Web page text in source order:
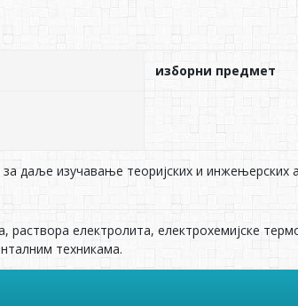
изборни предмет
даље изучавање теориjских и инжењерских
раствора електролита, електрохемиjске
техникама.